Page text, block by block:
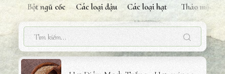
Bột ngũ cốc Các loại đậu Các loại hạt Thảo mộc